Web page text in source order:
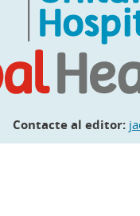
Contacte al editor: